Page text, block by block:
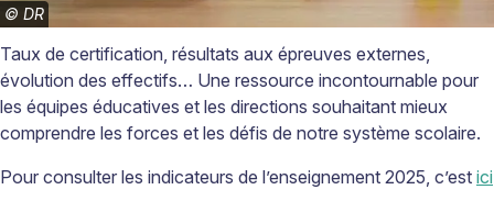
© DR
Taux de certification, résultats aux épreuves externes,
évolution des effectifs… Une ressource incontournable pour
les équipes éducatives et les directions souhaitant mieux
comprendre les forces et les défis de notre système scolaire.
Pour consulter les indicateurs de l’enseignement 2025, c’est ici